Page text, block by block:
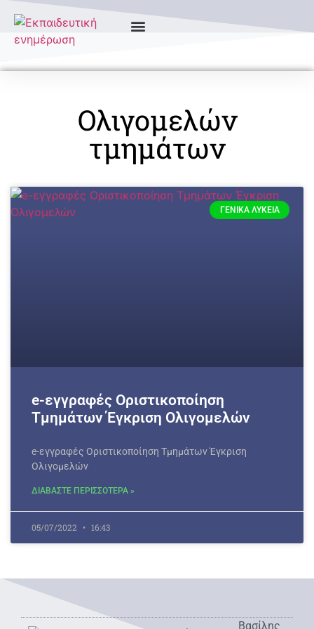
Ολιγομελών
τμημάτων
ΓΕΝΙΚΆ ΛΎΚΕΙΑ
e-εγγραφές Οριστικοποίηση
Τμημάτων Έγκριση Ολιγομελών
e-εγγραφές Οριστικοποίηση Τμημάτων Έγκριση
Ολιγομελών
ΔΙΑΒΑΣΤΕ ΠΕΡΙΣΣΟΤΕΡΑ »
05/07/2022 16:43
Βασίλης